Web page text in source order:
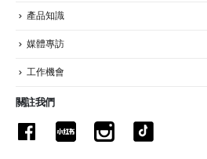
產品知識
媒體專訪
工作機會
關註我們